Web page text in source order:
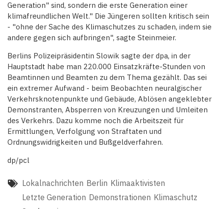
Generation" sind, sondern die erste Generation einer
klimafreundlichen Welt." Die Jüngeren sollten kritisch sein
- "ohne der Sache des Klimaschutzes zu schaden, indem sie
andere gegen sich aufbringen", sagte Steinmeier.
Berlins Polizeipräsidentin Slowik sagte der dpa, in der
Hauptstadt habe man 220.000 Einsatzkräfte-Stunden von
Beamtinnen und Beamten zu dem Thema gezählt. Das sei
ein extremer Aufwand - beim Beobachten neuralgischer
Verkehrsknotenpunkte und Gebäude, Ablösen angeklebter
Demonstranten, Absperren von Kreuzungen und Umleiten
des Verkehrs. Dazu komme noch die Arbeitszeit für
Ermittlungen, Verfolgung von Straftaten und
Ordnungswidrigkeiten und Bußgeldverfahren.
dp/pcl
Lokalnachrichten Berlin Klimaaktivisten
Letzte Generation Demonstrationen Klimaschutz